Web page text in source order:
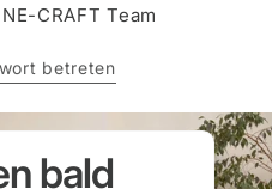
CRAFT Team
betreten
bald